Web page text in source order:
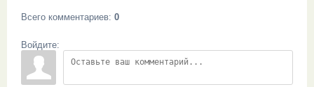
Всего комментариев: 0
Войдите: